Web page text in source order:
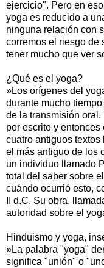
ejercicio". Pero en
yoga es reducido a
ninguna relación con
corremos el riesgo de
tener mucho que ver
¿Qué es el yoga?
»Los orígenes del
durante mucho
de la transmisión
por escrito y
cuatro antiguos
el más antiguo de los
un individuo llamado
total del saber sobre
cuándo ocurrió esto,
II d.C. Su obra,
autoridad sobre el
Hinduismo y yoga,
»La palabra "yoga"
significa "unión" o